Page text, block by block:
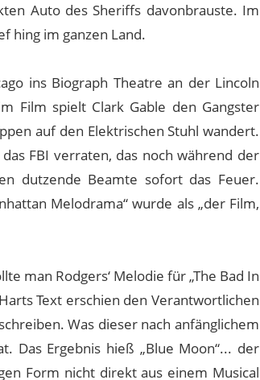
Auto des Sheriffs davonbrauste. Im
hing im ganzen Land.
ins Biograph Theatre an der Lincoln
Film spielt Clark Gable den Gangster
auf den Elektrischen Stuhl wandert.
FBI verraten, das noch während der
dutzende Beamte sofort das Feuer.
Melodrama“ wurde als „der Film,
man Rodgers‘ Melodie für „The Bad In
Text erschien den Verantwortlichen
Was dieser nach anfänglichem
Das Ergebnis hieß „Blue Moon“... der
Form nicht direkt aus einem Musical